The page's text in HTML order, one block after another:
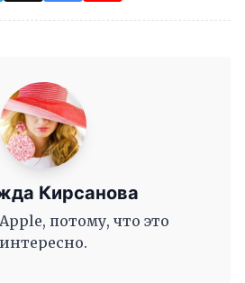
Кирсанова
потому, что это
интересно.